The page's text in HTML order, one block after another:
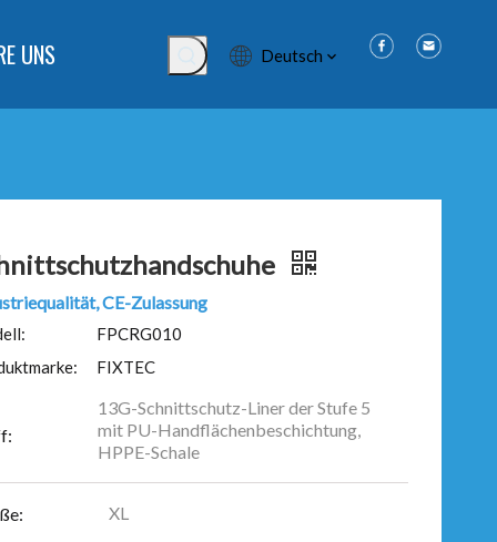
UNS Deutsch
CE-Zulassung
FPCRG010
FIXTEC
13G-Schnittschutz-Liner der Stufe 5
mit PU-Handflächenbeschichtung,
HPPE-Schale
XL